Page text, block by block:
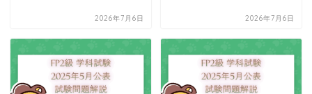
2026年7月6日 2026年7月6日